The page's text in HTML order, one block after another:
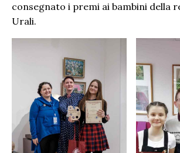
consegnato i premi ai bambini della
Urali.